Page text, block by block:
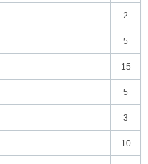
2
5
15
5
3
10